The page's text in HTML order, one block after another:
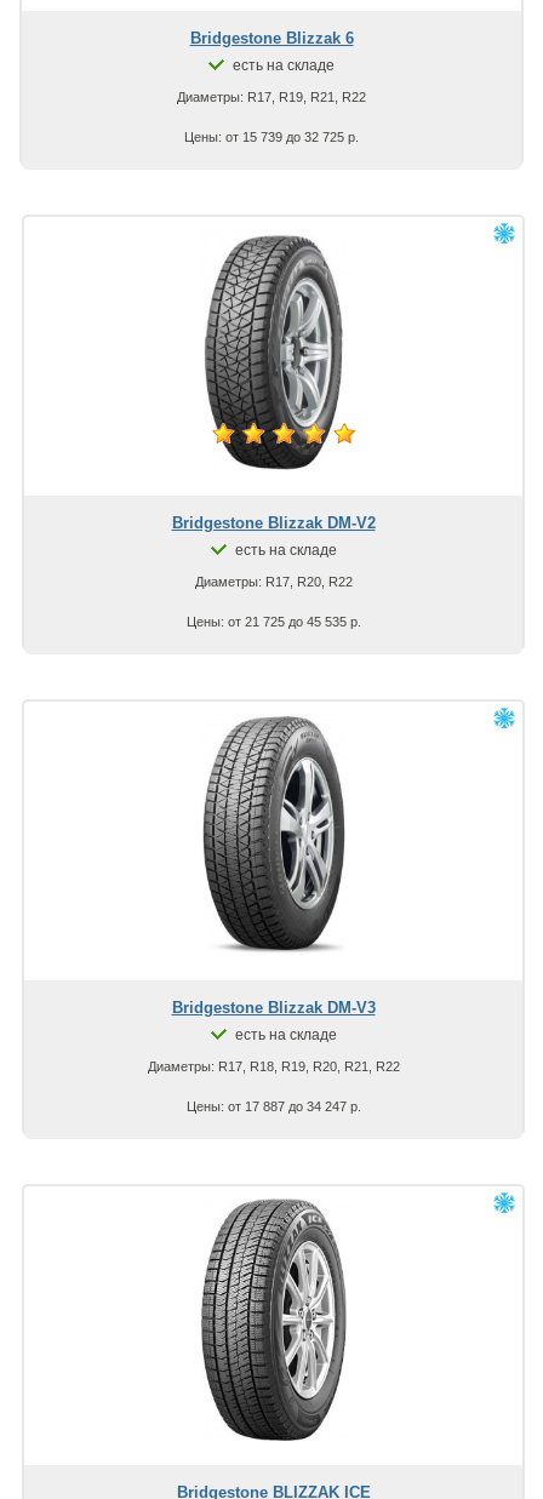
Bridgestone Blizzak 6
есть на складе
Диаметры: R17, R19, R21, R22
Цены: от 15 739 до 32 725 р.
Bridgestone Blizzak DM-V2
есть на складе
Диаметры: R17, R20, R22
Цены: от 21 725 до 45 535 р.
Bridgestone Blizzak DM-V3
есть на складе
Диаметры: R17, R18, R19, R20, R21, R22
Цены: от 17 887 до 34 247 р.
Bridgestone BLIZZAK ICE